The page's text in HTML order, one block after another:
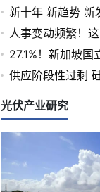
贴
新十年 新趋势 新
省光伏论坛即将
人事变动频繁！
27.1%！新加坡国
证率突破
供应阶段性过剩
光伏产业研究